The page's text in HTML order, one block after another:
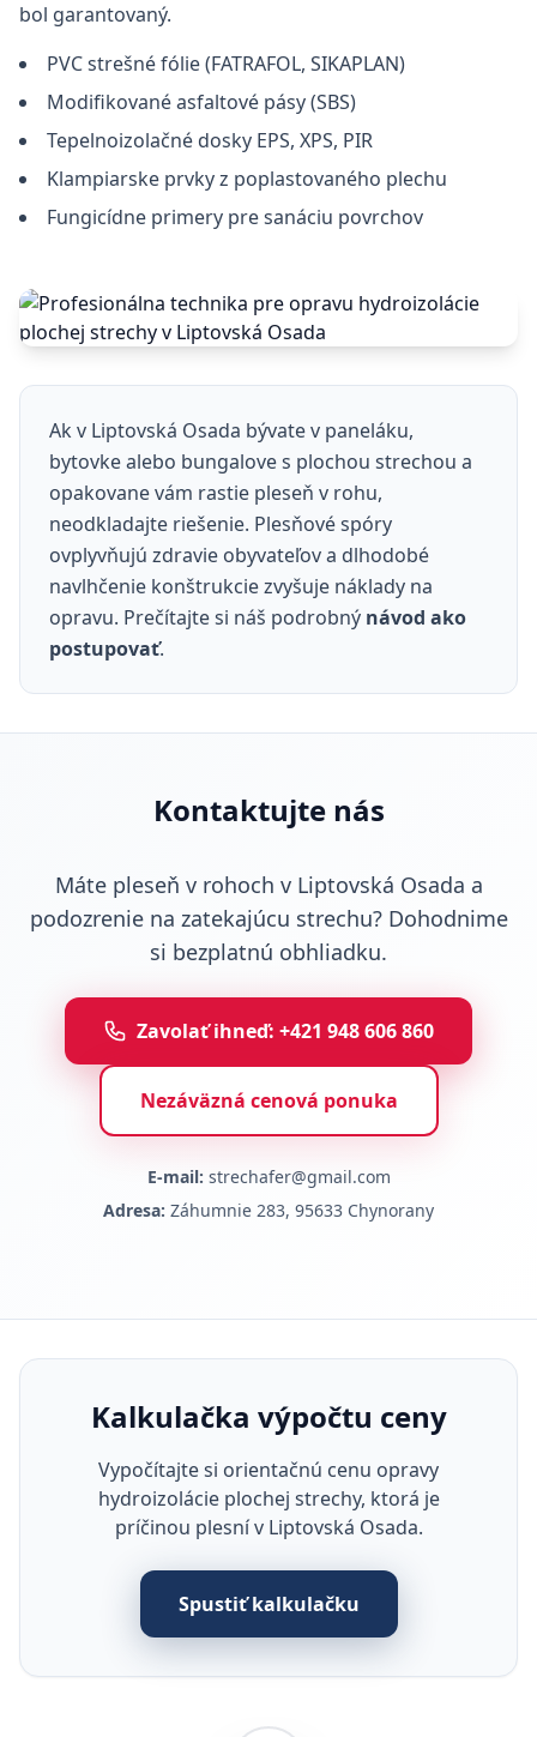
bol garantovaný.
PVC strešné fólie (FATRAFOL, SIKAPLAN)
Modifikované asfaltové pásy (SBS)
Tepelnoizolačné dosky EPS, XPS, PIR
Klampiarske prvky z poplastovaného plechu
Fungicídne primery pre sanáciu povrchov
Ak v Liptovská Osada bývate v paneláku,
bytovke alebo bungalove s plochou strechou a
opakovane vám rastie pleseň v rohu,
neodkladajte riešenie. Plesňové spóry
ovplyvňujú zdravie obyvateľov a dlhodobé
navlhčenie konštrukcie zvyšuje náklady na
opravu. Prečítajte si náš podrobný návod ako
postupovať.
Kontaktujte nás
Máte pleseň v rohoch v Liptovská Osada a
podozrenie na zatekajúcu strechu? Dohodnime
si bezplatnú obhliadku.
Zavolať ihneď: +421 948 606 860
Nezáväzná cenová ponuka
E-mail: strechafer@gmail.com
Adresa: Záhumnie 283, 95633 Chynorany
Kalkulačka výpočtu ceny
Vypočítajte si orientačnú cenu opravy
hydroizolácie plochej strechy, ktorá je
príčinou plesní v Liptovská Osada.
Spustiť kalkulačku